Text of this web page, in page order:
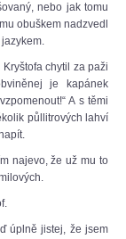
nebo jak tomu
obuškem nadzvedl
chytil za paži
je kapánek
A s těmi
půllitrových lahví
najevo, že už mu to
úplně jistej, že jsem